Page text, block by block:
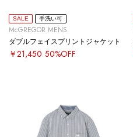
SALE 手洗い可
McGREGOR MENS
ダブルフェイスプリントジャケット
￥21,450 50%OFF